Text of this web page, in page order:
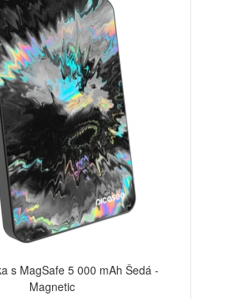
s MagSafe 5 000 mAh Šedá -
Magnetic